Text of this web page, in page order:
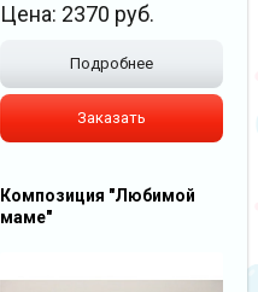
Цена: 2370 руб.
Подробнее
Заказать
Композиция "Любимой
маме"